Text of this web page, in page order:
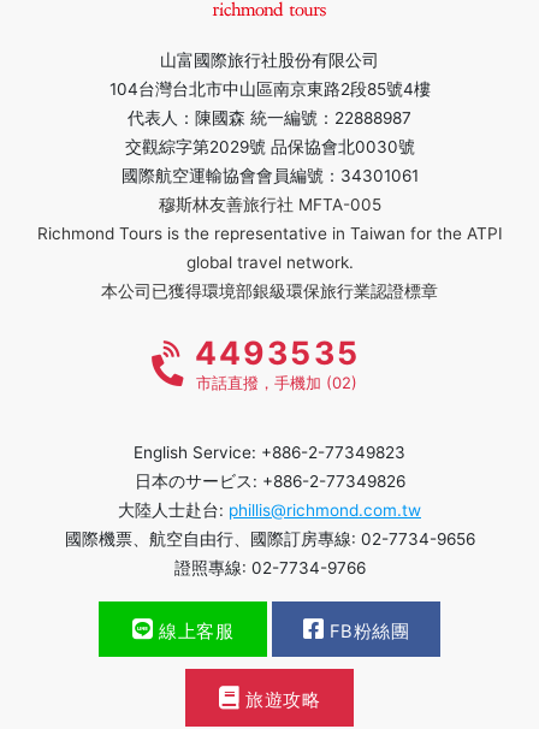
山富國際旅行社股份有限公司
104台灣台北市中山區南京東路2段85號4樓
代表人：陳國森 統一編號：22888987
交觀綜字第2029號 品保協會北0030號
國際航空運輸協會會員編號：34301061
穆斯林友善旅行社 MFTA-005
Richmond Tours is the representative in Taiwan for the ATPI
global travel network.
本公司已獲得環境部銀級環保旅行業認證標章
4493535
市話直撥，手機加 (02)
English Service: +886-2-77349823
日本のサービス: +886-2-77349826
大陸人士赴台: phillis@richmond.com.tw
國際機票、航空自由行、國際訂房專線: 02-7734-9656
證照專線: 02-7734-9766
線上客服 FB粉絲團
旅遊攻略